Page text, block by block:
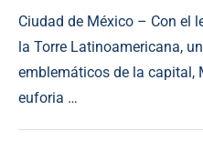
Ciudad de México – Con el
la Torre Latinoamericana,
emblemáticos de la capital,
euforia …